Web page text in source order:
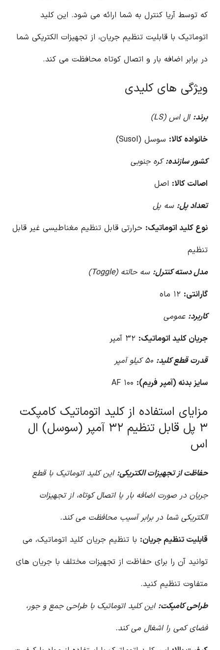
که توسط آریا کنترل به شما ارائه می شود. این کلید
اتوماتیک با قابلیت تنظیم جریان، از تجهیزات الکتریکی شما
در برابر اضافه بار و اتصال کوتاه محافظت می کند.
ویژگی های کلیدی
برند: ال اس (LS)
خانواده کالا: سوسل (Susol)
کشور سازنده:کره جنوبی
اصالت کالا: اصل
تعداد پل: سه پل
نوع کلید اتوماتیک: حرارتی قابل تنظیم مغناطیسی غیر قابل
تنظیم
مدل دسته کنترل: سه حالته (Toggle)
گارانتی:
کاربرد: عمومی
جریان کلید اتوماتیک:
قدرت قطع کلید:
سایز بدنه (آمپر فریم):
مزایای استفاده از کلید اتوماتیک کامپکت
۳ پل قابل تنظیم ۳۲ آمپر (سوسل) ال
اس
حفاظت از تجهیزات الکتریکی: این کلید اتوماتیک با قطع
جریان در صورت اضافه بار یا اتصال کوتاه، از تجهیزات
الکتریکی شما در برابر آسیب محافظت می کند.
قابلیت تنظیم جریان: با تنظیم جریان کلید اتوماتیک، می
توانید آن را برای حفاظت از تجهیزات مختلف با جریان های
متفاوت تنظیم کنید.
طراحی کامپکت: این کلید اتوماتیک با طراحی جمع و جور،
فضای کمی را اشغال می کند.